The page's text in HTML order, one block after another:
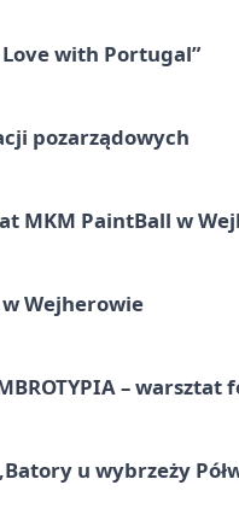
with Portugal”
pozarządowych
lat MKM PaintBall w
w Wejherowie
–
„Batory u wybrzeży